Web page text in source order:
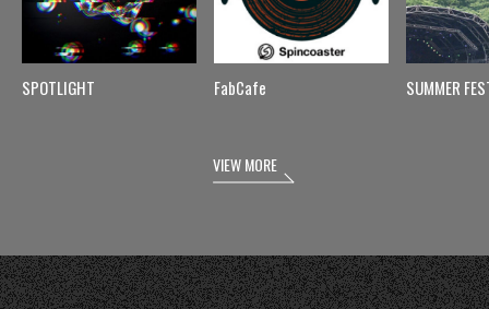
SPOTLIGHT FabCafe SUMMER
VIEW MORE